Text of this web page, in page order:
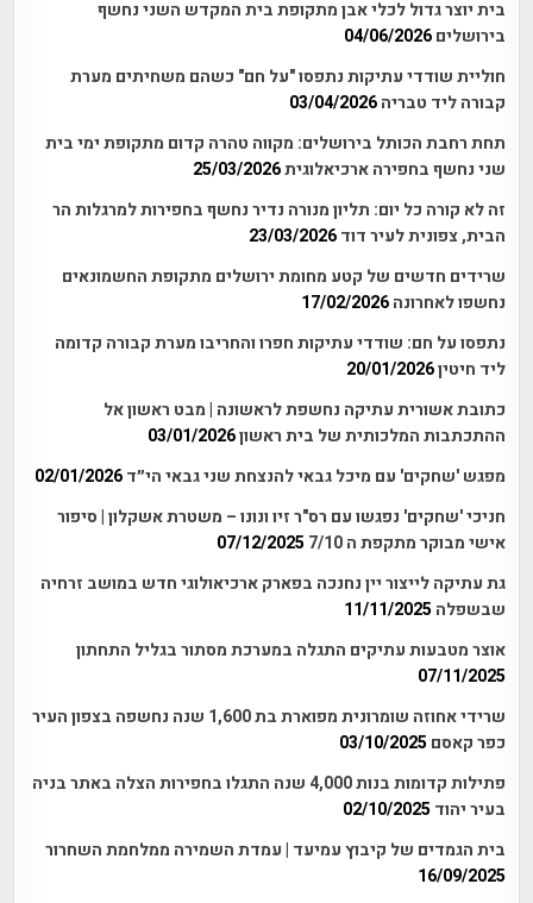
בית יוצר גדול לכלי אבן מתקופת בית המקדש השני נחשף
בירושלים 04/06/2026
חוליית שודדי עתיקות נתפסו "על חם" כשהם משחיתים מערת
קבורה ליד טבריה 03/04/2026
תחת רחבת הכותל בירושלים: מקווה טהרה קדום מתקופת ימי בית
שני נחשף בחפירה ארכיאלוגית25/03/2026
זה לא קורה כל יום: תליון מנורה נדיר נחשף בחפירות למרגלות הר
הבית, צפונית לעיר דוד 23/03/2026
שרידים חדשים של קטע מחומת ירושלים מתקופת החשמונאים
נחשפו לאחרונה 17/02/2026
נתפסו על חם: שודדי עתיקות חפרו והחריבו מערת קבורה קדומה
ליד חיטין20/01/2026
כתובת אשורית עתיקה נחשפת לראשונה | מבט ראשון אל
ההתכתבות המלכותית של בית ראשון03/01/2026
מפגש 'שחקים' עם מיכל גבאי להנצחת שני גבאי הי״ד 02/01/2026
חניכי 'שחקים' נפגשו עם רס"ר זיו ונונו – משטרת אשקלון | סיפור
אישי מבוקר מתקפת ה 7/10
07/12/2025
גת עתיקה לייצור יין נחנכה בפארק ארכיאולוגי חדש במושב זרחיה
שבשפלה 11/11/2025
אוצר מטבעות עתיקים התגלה במערכת מסתור בגליל התחתון
07/11/2025
שרידי אחוזה שומרונית מפוארת בת 1,600 שנה נחשפה בצפון העיר
כפר קאסם 03/10/2025
פתילות קדומות בנות 4,000 שנה התגלו בחפירות הצלה באתר בניה
בעיר יהוד 02/10/2025
בית הגמדים של קיבוץ עמיעד | עמדת השמירה ממלחמת השחרור
16/09/2025